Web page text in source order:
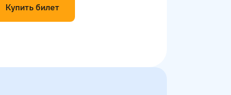
Купить билет